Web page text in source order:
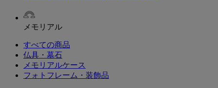
メモリアル
すべての商品
仏具・墓石
メモリアルケース
フォトフレーム・装飾品